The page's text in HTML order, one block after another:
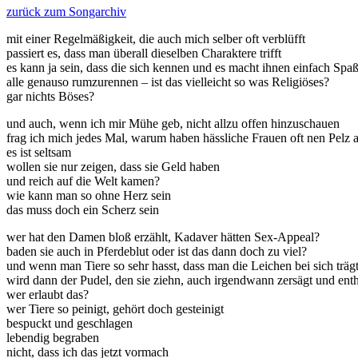
zurück zum Songarchiv
mit einer Regelmäßigkeit, die auch mich selber oft verblüfft
passiert es, dass man überall dieselben Charaktere trifft
es kann ja sein, dass die sich kennen und es macht ihnen einfach Spaß
alle genauso rumzurennen – ist das vielleicht so was Religiöses?
gar nichts Böses?
und auch, wenn ich mir Mühe geb, nicht allzu offen hinzuschauen
frag ich mich jedes Mal, warum haben hässliche Frauen oft nen Pelz
es ist seltsam
wollen sie nur zeigen, dass sie Geld haben
und reich auf die Welt kamen?
wie kann man so ohne Herz sein
das muss doch ein Scherz sein
wer hat den Damen bloß erzählt, Kadaver hätten Sex-Appeal?
baden sie auch in Pferdeblut oder ist das dann doch zu viel?
und wenn man Tiere so sehr hasst, dass man die Leichen bei sich trägt
wird dann der Pudel, den sie ziehn, auch irgendwann zersägt und
wer erlaubt das?
wer Tiere so peinigt, gehört doch gesteinigt
bespuckt und geschlagen
lebendig begraben
nicht, dass ich das jetzt vormach